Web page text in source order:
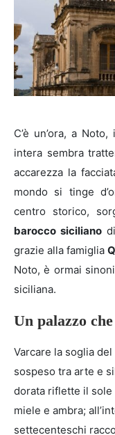
C’è un’ora, a
intera sembra
accarezza la
mondo si tinge
centro storico,
barocco siciliano
grazie alla famiglia
Noto, è ormai
siciliana.
Un palazzo
Varcare la soglia
sospeso tra arte e
dorata riflette il
miele e ambra;
settecenteschi